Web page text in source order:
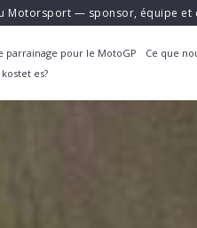
Motorsport — sponsor, équipe et
parrainage pour le MotoGP Ce que
es?